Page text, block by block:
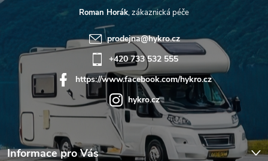
Informace pro Vás
Roman Horák
prodejna@hykro.cz
+420 733 532 555
https://www.facebook.com/hykro.cz
hykro.cz